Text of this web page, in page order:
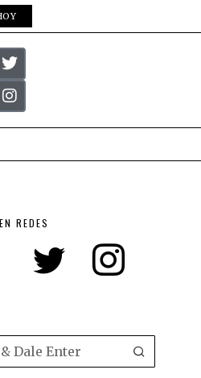
REDES